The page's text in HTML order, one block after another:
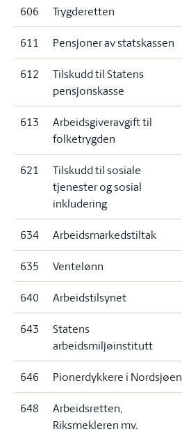
606 Trygderetten
611 Pensjoner av statskassen
612
Tilskudd til Statens
pensjonskasse
613
Arbeidsgiveravgift til
folketrygden
621
Tilskudd til sosiale
tjenester og sosial
inkludering
634 Arbeidsmarkedstiltak
635 Ventelønn
640 Arbeidstilsynet
643
Statens
arbeidsmiljøinstitutt
646 Pionerdykkere i Nordsjøen
648
Arbeidsretten,
Riksmekleren mv.